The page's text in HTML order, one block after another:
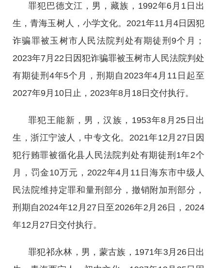
罪犯巴德文江，男，藏族，1992年6月1日出
生，青海玉树人，小学文化。2021年11月4日因犯
诈骗罪被玉树市人民法院判处有期徒刑9个月；
2023年7月22日因犯诈骗罪被玉树市人民法院判处
有期徒刑4年5个月，刑期自2023年4月11日起至
2027年9月10日止，2023年8月18日交付执行。
罪犯王能新，男，汉族，1953年8月25日出
生，浙江宁波人，中专文化。2021年12月27日因
犯行贿罪被循化县人民法院判处有期徒刑1年2个
月，罚金10万元，2022年4月11日海东市中级人
民法院维持定罪和量刑部分，撤销附加刑部分，
刑期自2024年12月27日至2026年2月26日，2024
年12月27日交付执行。
罪犯祁永林，男，蒙古族，1971年3月26日出